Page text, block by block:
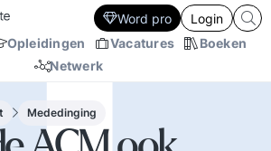
Opleidingen Vacatures
Boeken
Netwerk
Word pro Login
Mededinging